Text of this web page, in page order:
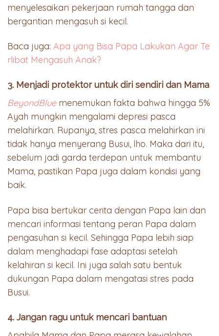
menyelesaikan pekerjaan rumah tangga dan
bergantian mengasuh si kecil.
Baca juga: Apa yang Bisa Papa Lakukan Agar Te
rlibat Mengasuh Anak?
3. Menjadi protektor untuk diri sendiri dan Mama
BeyondBluemenemukan fakta bahwa hingga 5%
Ayah mungkin mengalami depresi pasca
melahirkan. Rupanya, stres pasca melahirkan ini
tidak hanya menyerang Busui, lho. Maka dari itu,
sebelum jadi garda terdepan untuk membantu
Mama, pastikan Papa juga dalam kondisi yang
baik.
Papa bisa bertukar cerita dengan Papa lain dan
mencari informasi tentang peran Papa dalam
pengasuhan si kecil. Sehingga Papa lebih siap
dalam menghadapi fase adaptasi setelah
kelahiran si kecil. Ini juga salah satu bentuk
dukungan Papa dalam mengatasi stres pada
Busui.
4. Jangan ragu untuk mencari bantuan